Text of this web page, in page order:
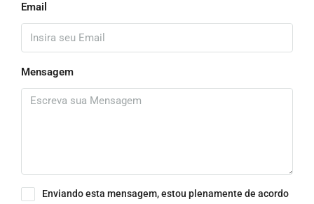
Email
Mensagem
Enviando esta mensagem, estou plenamente de acordo